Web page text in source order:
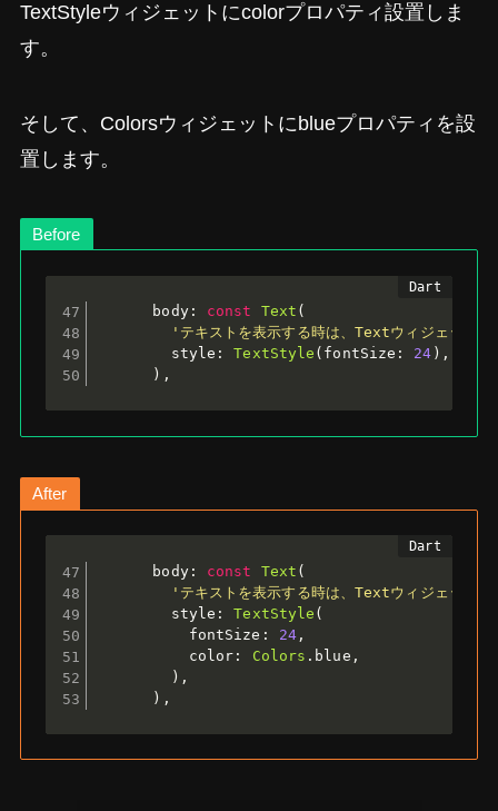
TextStyleウィジェットにcolorプロパティ設置しま
す。
そして、Colorsウィジェットにblueプロパティを設
置します。
Before
      body
: const Text (
'テキストを表示する時は、Textウィジェット
        style
: TextStyle ( fontSize : 24 ) ,
) ,
After
      body
: const Text (
'テキストを表示する時は、Textウィジェット
        style
: TextStyle (
          fontSize
: 24 ,
          color
: Colors . blue ,
) ,
) ,